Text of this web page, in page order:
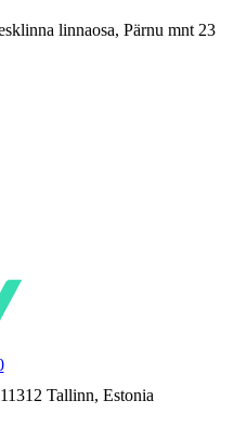
linnaosa, Pärnu mnt 23
Tallinn, Estonia